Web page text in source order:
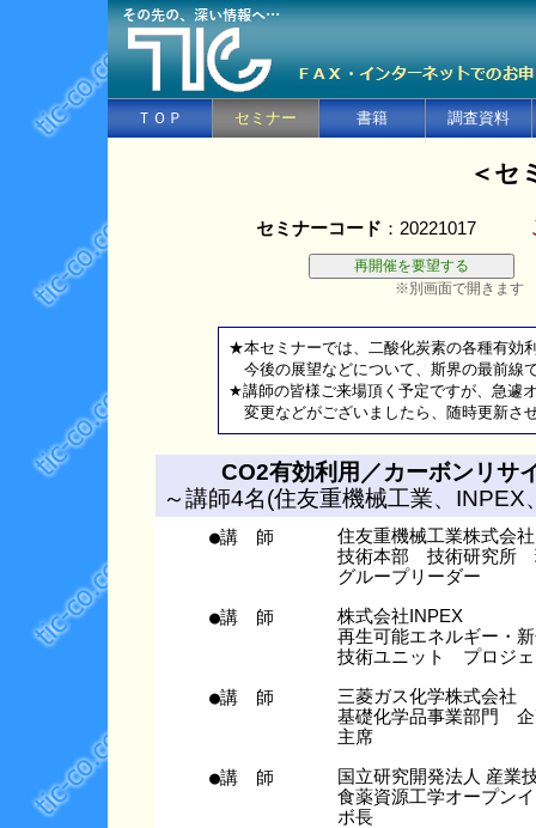
ＴＯＰ セミナー 書籍 調査資料
＜セ
セミナーコード ：20221017
※別画面で開きます
★本セミナーでは、二酸化炭素の各種有効
今後の展望などについて、斯界の最前線
★講師の皆様ご来場頂く予定ですが、急遽
変更などがございましたら、随時更新さ
CO2有効利用／カーボンリサ
～講師4名(住友重機械工業、
●講 師
住友重機械工業株式会社
技術本部 技術研究所
グループリーダー
●講 師
株式会社INPEX
再生可能エネルギー・
技術ユニット プロジェ
●講 師
三菱ガス化学株式会社
基礎化学品事業部門
主席
●講 師
国立研究開発法人 産業
食薬資源工学オープン
ボ長